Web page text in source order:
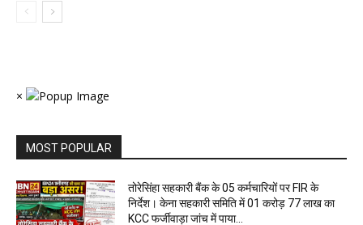
×
MOST POPULAR
तोरेसिंहा सहकारी बैंक के 05 कर्मचारियों पर FIR के
निर्देश। केना सहकारी समिति में 01 करोड़ 77 लाख का
KCC फर्जीवाड़ा जांच में पाया...